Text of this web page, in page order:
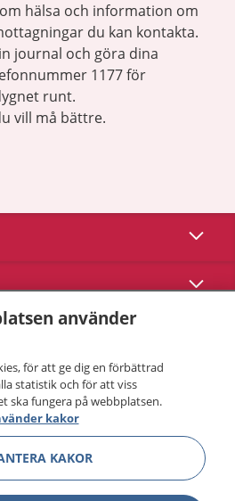
hälsa och information om
du kan kontakta.
journal och göra dina
1177 för
runt.
vill må bättre.
Visa
Visa
använder
för att ge dig en förbättrad
statistik och för att viss
ska fungera på webbplatsen.
kakor
KAKOR